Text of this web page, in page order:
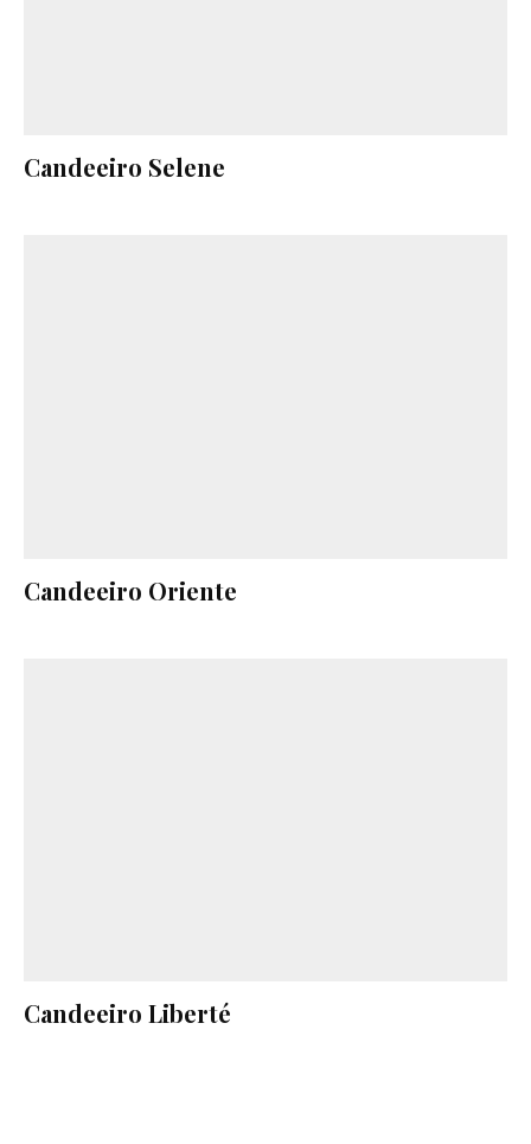
Candeeiro Selene
Candeeiro Oriente
Candeeiro Liberté